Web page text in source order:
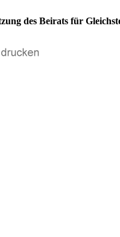
des Beirats für